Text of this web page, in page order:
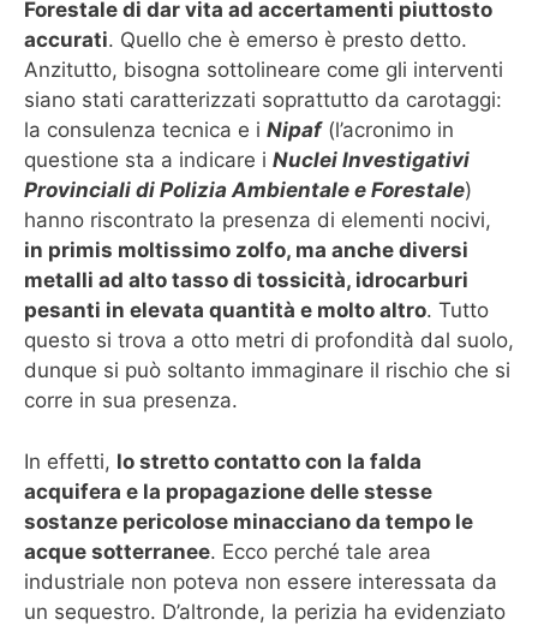
Forestale di dar vita ad accertamenti piuttosto
accurati. Quello che è emerso è presto detto.
Anzitutto, bisogna sottolineare come gli interventi
siano stati caratterizzati soprattutto da carotaggi:
la consulenza tecnica e i Nipaf(l’acronimo in
questione sta a indicare i Nuclei Investigativi
Provinciali di Polizia Ambientale e Forestale)
hanno riscontrato la presenza di elementi nocivi,
in primis moltissimo zolfo, ma anche diversi
metalli ad alto tasso di tossicità, idrocarburi
pesanti in elevata quantità e molto altro. Tutto
questo si trova a otto metri di profondità dal suolo,
dunque si può soltanto immaginare il rischio che si
corre in sua presenza.
In effetti, lo stretto contatto con la falda
acquifera e la propagazione delle stesse
sostanze pericolose minacciano da tempo le
acque sotterranee. Ecco perché tale area
industriale non poteva non essere interessata da
un sequestro. D’altronde, la perizia ha evidenziato